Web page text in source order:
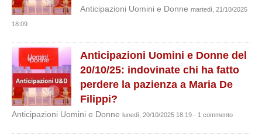
Anticipazioni Uomini e Donne martedì, 21/10/2025
18:09
Anticipazioni Uomini e Donne del
20/10/25: indovinate chi ha fatto
perdere la pazienza a Maria De
Filippi?
Anticipazioni Uomini e Donne lunedì, 20/10/2025 18:19 - 1 commento